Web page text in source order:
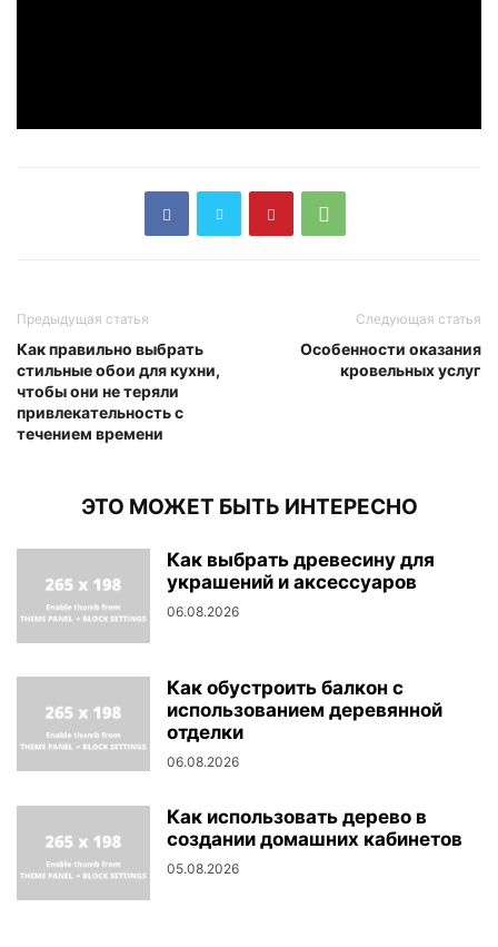
Предыдущая статья
Как правильно выбрать
стильные обои для кухни,
чтобы они не теряли
привлекательность с
течением времени
Следующая статья
Особенности оказания
кровельных услуг
ЭТО МОЖЕТ БЫТЬ ИНТЕРЕСНО
Как выбрать древесину для
украшений и аксессуаров
06.08.2026
Как обустроить балкон с
использованием деревянной
отделки
06.08.2026
Как использовать дерево в
создании домашних кабинетов
05.08.2026